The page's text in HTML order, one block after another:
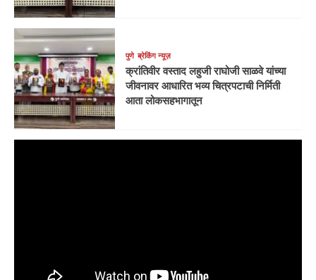
पुणे ब्रेकिंग न्यूज़
क्रांतिवीर वस्ताद लहुजी राघोजी साळवे यांच्या
जीवनावर आधारित भव्य चित्रपटाची निर्मिती
आता लोकसहभागातून